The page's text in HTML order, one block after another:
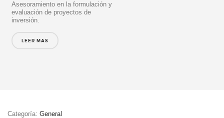
Asesoramiento en la formulación y
evaluación de proyectos de
inversión.
LEER MAS
Categoría: General